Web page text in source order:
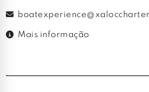
Mais informação